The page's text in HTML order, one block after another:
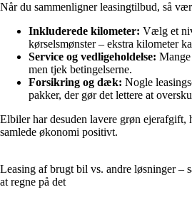
Når du sammenligner leasingtilbud, så
Inkluderede kilometer: Vælg et
kørselsmønster – ekstra kilometer
Service og vedligeholdelse:
men tjek betingelserne.
Forsikring og dæk: Nogle
pakker, der gør det lettere at
Elbiler har desuden lavere grøn ejerafgift,
samlede økonomi positivt.
Leasing af brugt bil vs. andre løsninger –
at regne på det